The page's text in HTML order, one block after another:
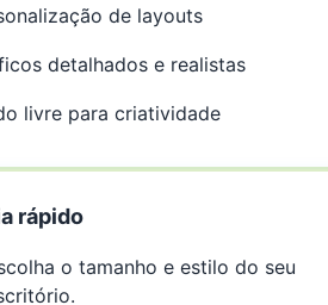
de layouts
detalhados e realistas
livre para criatividade
rápido
o tamanho e estilo do seu